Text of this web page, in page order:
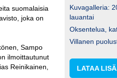
suomalaisia
joka on
Sampo
ilmoittautunut
Reinikainen,
Kuvagalleria:
lauantai
Oksentelua,
Villanen
LATAA